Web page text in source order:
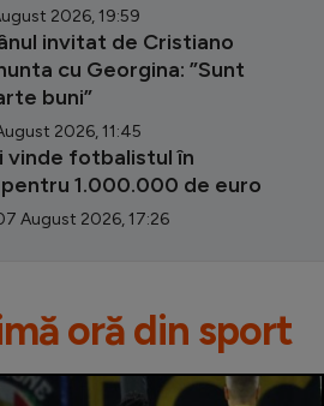
2026, 19:59
invitat de Cristiano
cu Georgina: ”Sunt
buni”
2026, 11:45
vinde fotbalistul în
1.000.000 de euro
August 2026, 17:26
oră din sport